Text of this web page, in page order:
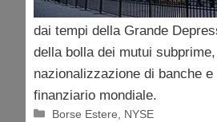
dai tempi della Grande
della bolla dei mutui
nazionalizzazione di banche
finanziario mondiale.
Categorie
Borse Estere
NYSE